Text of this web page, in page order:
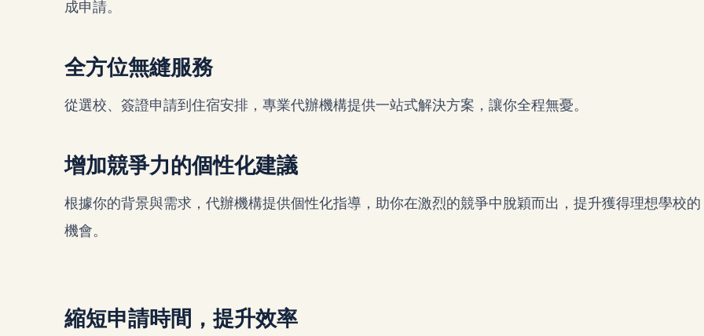
成申請。
全方位無縫服務
從選校、簽證申請到住宿安排，專業代辦機構提供一站式解決方案，讓你全程無憂。
增加競爭力的個性化建議
根據你的背景與需求，代辦機構提供個性化指導，助你在激烈的競爭中脫穎而出，提升獲得理想學校的
機會。
縮短申請時間，提升效率